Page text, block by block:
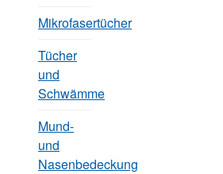
Mikrofasertücher
Tücher
und
Schwämme
Mund-
und
Nasenbedeckung